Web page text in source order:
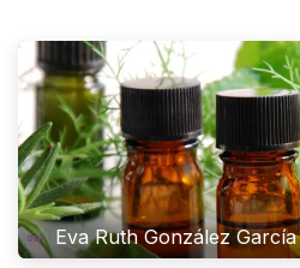
Eva Ruth González García